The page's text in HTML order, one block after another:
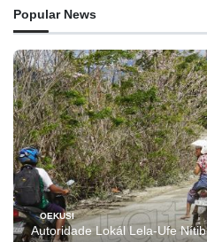
Popular News
OEKUSI
Autoridade Lokál Lela-Ufe